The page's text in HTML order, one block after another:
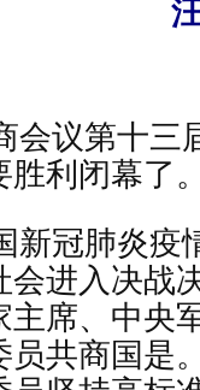
会议第十三
胜利闭幕了
新冠肺炎疫
进入决战
席、中央
员共商国是